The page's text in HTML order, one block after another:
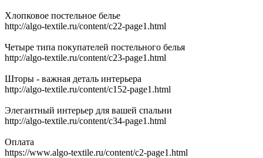
Хлопковое постельное белье
http://algo-textile.ru/content/c22-page1.html
Четыре типа покупателей постельного белья
http://algo-textile.ru/content/c23-page1.html
Шторы - важная деталь интерьера
http://algo-textile.ru/content/c152-page1.html
Элегантный интерьер для вашей спальни
http://algo-textile.ru/content/c34-page1.html
Оплата
https://www.algo-textile.ru/content/c2-page1.html